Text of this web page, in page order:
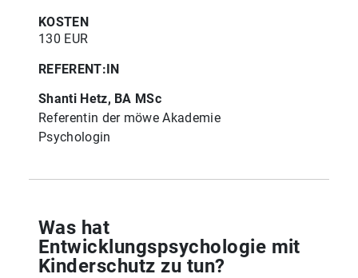
KOSTEN
130 EUR
REFERENT:IN
Shanti Hetz, BA MSc
Referentin der möwe Akademie
Psychologin
Was hat
Entwicklungspsychologie mit
Kinderschutz zu tun?